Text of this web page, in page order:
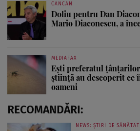
CANCAN
Doliu pentru Dan
Mario Diaconescu, a
MEDIAFAX
Ești preferatul
știință au descoperit ce
oameni
RECOMANDĂRI:
NEWS: ȘTIRI DE